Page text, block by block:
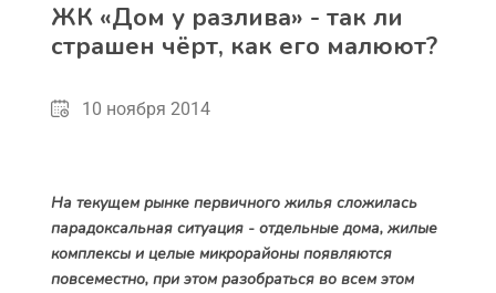
ЖК «Дом у разлива» - так ли
страшен чёрт, как его малюют?
10 ноября 2014
На текущем рынке первичного жилья сложилась
парадоксальная ситуация - отдельные дома, жилые
комплексы и целые микрорайоны появляются
повсеместно, при этом разобраться во всем этом